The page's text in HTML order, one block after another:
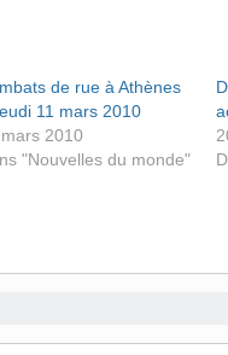
de rue à Athènes
11 mars 2010
2010
"Nouvelles du monde"